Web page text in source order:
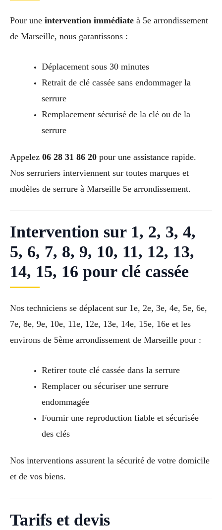
Pour une intervention immédiate à 5e arrondissement
de Marseille, nous garantissons :
Déplacement sous 30 minutes
Retrait de clé cassée sans endommager la
serrure
Remplacement sécurisé de la clé ou de la
serrure
Appelez 06 28 31 86 20 pour une assistance rapide.
Nos serruriers interviennent sur toutes marques et
modèles de serrure à Marseille 5e arrondissement.
Intervention sur 1, 2, 3, 4,
5, 6, 7, 8, 9, 10, 11, 12, 13,
14, 15, 16 pour clé cassée
Nos techniciens se déplacent sur 1e, 2e, 3e, 4e, 5e, 6e,
7e, 8e, 9e, 10e, 11e, 12e, 13e, 14e, 15e, 16e et les
environs de 5ème arrondissement de Marseille pour :
Retirer toute clé cassée dans la serrure
Remplacer ou sécuriser une serrure
endommagée
Fournir une reproduction fiable et sécurisée
des clés
Nos interventions assurent la sécurité de votre domicile
et de vos biens.
Tarifs et devis